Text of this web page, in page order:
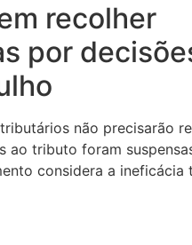
recolher
por
não precisarão
ao tributo foram
considera a ineficácia